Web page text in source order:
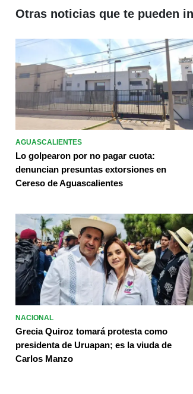
Otras noticias que te pueden
AGUASCALIENTES
Lo golpearon por no pagar cuota:
denuncian presuntas extorsiones en
Cereso de Aguascalientes
NACIONAL
Grecia Quiroz tomará protesta como
presidenta de Uruapan; es la viuda de
Carlos Manzo